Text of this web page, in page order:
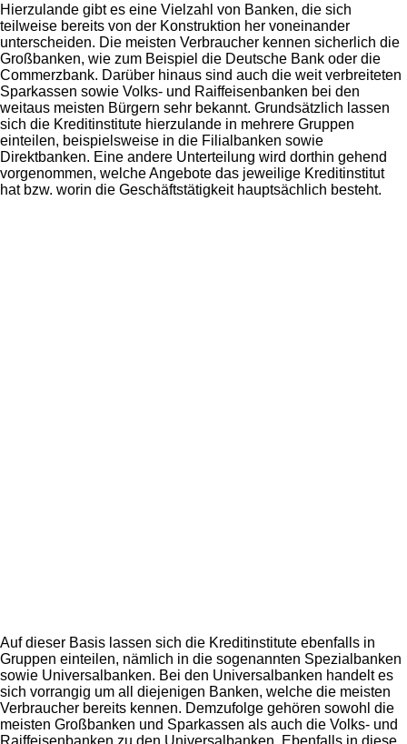
Hierzulande gibt es eine Vielzahl von Banken, die sich
teilweise bereits von der Konstruktion her voneinander
unterscheiden. Die meisten Verbraucher kennen sicherlich die
Großbanken, wie zum Beispiel die Deutsche Bank oder die
Commerzbank. Darüber hinaus sind auch die weit verbreiteten
Sparkassen sowie Volks- und Raiffeisenbanken bei den
weitaus meisten Bürgern sehr bekannt. Grundsätzlich lassen
sich die Kreditinstitute hierzulande in mehrere Gruppen
einteilen, beispielsweise in die Filialbanken sowie
Direktbanken. Eine andere Unterteilung wird dorthin gehend
vorgenommen, welche Angebote das jeweilige Kreditinstitut
hat bzw. worin die Geschäftstätigkeit hauptsächlich besteht.
Auf dieser Basis lassen sich die Kreditinstitute ebenfalls in
Gruppen einteilen, nämlich in die sogenannten Spezialbanken
sowie Universalbanken. Bei den Universalbanken handelt es
sich vorrangig um all diejenigen Banken, welche die meisten
Verbraucher bereits kennen. Demzufolge gehören sowohl die
meisten Großbanken und Sparkassen als auch die Volks- und
Raiffeisenbanken zu den Universalbanken. Ebenfalls in diese